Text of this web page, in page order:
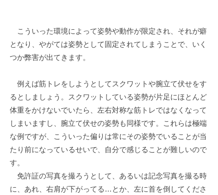
こういった環境によって姿勢や動作が限定され、それが癖
となり、やがては姿勢として固定されてしまうことで、いく
つか弊害が出てきます。
例えば筋トレをしようとしてスクワットや腕立て伏せをす
るとしましょう。スクワットしている姿勢が片足にほとんど
体重をかけないでいたら、左右対称な筋トレではなくなって
しまいますし、腕立て伏せの姿勢も同様です。これらは極端
な例ですが、こういった偏りは常にその姿勢でいることが当
たり前になっているせいで、自分で感じることが難しいので
す。
免許証の写真を撮ろうとして、あるいは記念写真を撮る時
に、あれ、右肩が下がってる…とか、左に首を倒してくださ